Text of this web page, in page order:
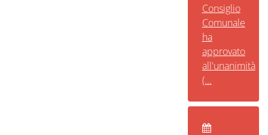
Consiglio
Comunale
ha
approvato
all'unanimità
(...